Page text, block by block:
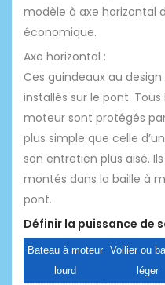
modèle à axe horizontal
économique.
Axe horizontal :
Ces guindeaux au
installés sur le pont.
moteur sont protégés
plus simple que celle
son entretien plus aisé.
montés dans la baille à
pont.
Définir la puissance de
Bateau à moteur
lourd
Voilier ou
léger